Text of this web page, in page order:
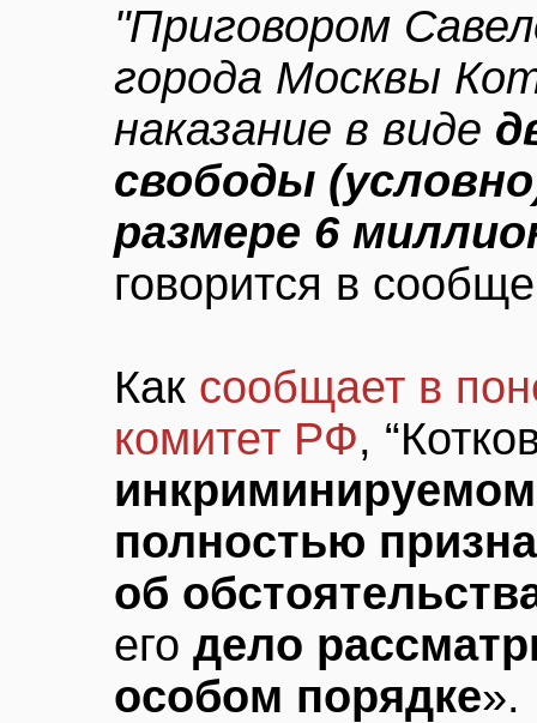
"Приговором
города Москвы
наказание в виде
свободы
размере 6
говорится в
Как сообщает в
комитет РФ,
полностью
об
его дело
особом порядке».